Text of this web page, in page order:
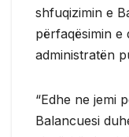
shfuqizimin e
përfaqësimin e
administratën
“Edhe ne jemi
Balancuesi